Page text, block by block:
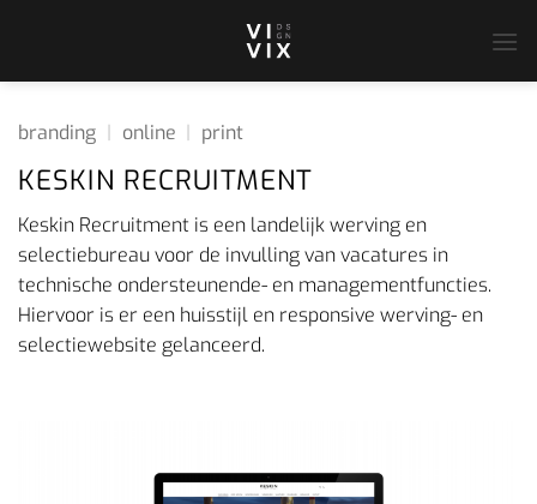
branding online print
KESKIN RECRUITMENT
Keskin Recruitment is een landelijk werving en
selectiebureau voor de invulling van vacatures in
technische ondersteunende- en managementfuncties.
Hiervoor is er een huisstijl en responsive werving- en
selectiewebsite gelanceerd.